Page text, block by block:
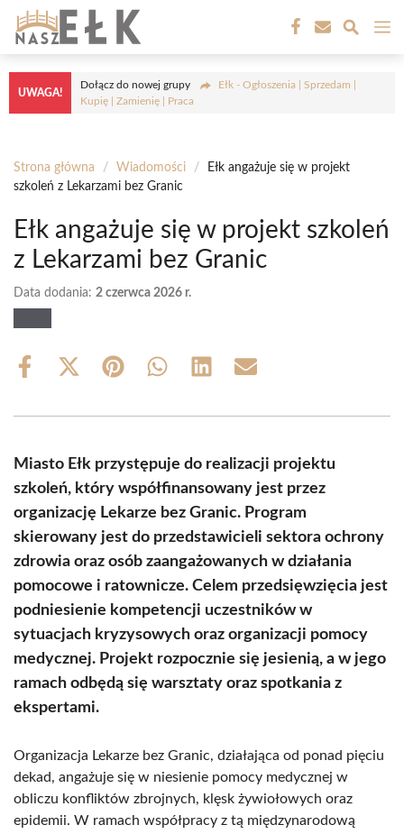
Przejdź
treści
UWAGA!
Dołącz do nowej grupy
Ełk - Ogłoszenia | Sprzedam |
Kupię | Zamienię | Praca
Strona główna / Wiadomości /
Ełk angażuje się w projekt
szkoleń z Lekarzami bez Granic
Ełk angażuje się w projekt szkoleń
z Lekarzami bez Granic
Data dodania: 2 czerwca 2026 r.
Share
Share
(Twitter)
Share Share Share Share
Miasto Ełk przystępuje do realizacji projektu
szkoleń, który współfinansowany jest przez
organizację Lekarze bez Granic. Program
skierowany jest do przedstawicieli sektora ochrony
zdrowia oraz osób zaangażowanych w działania
pomocowe i ratownicze. Celem przedsięwzięcia jest
podniesienie kompetencji uczestników w
sytuacjach kryzysowych oraz organizacji pomocy
medycznej. Projekt rozpocznie się jesienią, a w jego
ramach odbędą się warsztaty oraz spotkania z
ekspertami.
Organizacja Lekarze bez Granic, działająca od ponad pięciu
dekad, angażuje się w niesienie pomocy medycznej w
obliczu konfliktów zbrojnych, klęsk żywiołowych oraz
epidemii. W ramach współpracy z tą międzynarodową